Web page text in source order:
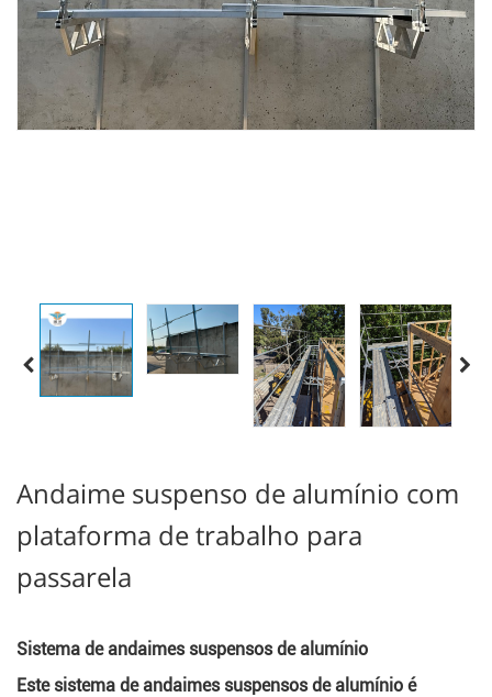
Andaime suspenso de alumínio com
plataforma de trabalho para
passarela
Sistema de andaimes suspensos de alumínio
Este sistema de andaimes suspensos de alumínio é